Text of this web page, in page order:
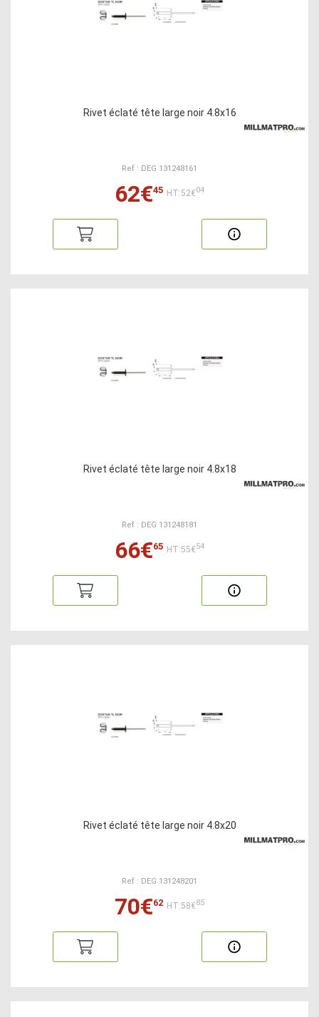
Rivet éclaté tête large noir 4.8x16
Ref : DEG 131248161
62€45 HT:52€04
Rivet éclaté tête large noir 4.8x18
Ref : DEG 131248181
66€65 HT:55€54
Rivet éclaté tête large noir 4.8x20
Ref : DEG 131248201
70€62 HT:58€85